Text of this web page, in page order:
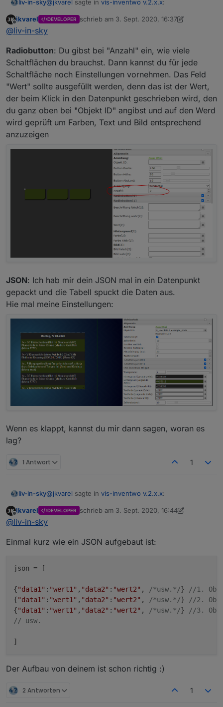
hier auf mehrere Datenpunkte und Werte
geprüft werden kann (Ähnlich der Signalbild
Funktion)
Radiobuttons hinzugefügt
Werteliste hinzugefügt (Kann Liste aus einem
Datenpunkt oder manuell eingetragenem Text
Neue CSS Einstellungen
liv-in-sky@jkvarel sagte in vis-inventwo v.2.x.x:
klasse, dass ihr so fleißig updatet
kann man im radiobutton ein json als datenpunkt
angeben, um mehrere dynamisch abzubilden ?
irgendwie verstehe ich das setting noch nicht -
eine object id und dann mehrere radiobutton
settings ?
wie muss den im json widget das json
beispiel:
Spoiler
Offline
jkvarel DEVELOPER schrieb am 3. Sept. 2020, 16:37
zuletzt editiert von jkvarel 9. März 2020, 18:38
@liv-in-sky
Radiobutton: Du gibst bei "Anzahl" ein, wie viele
Schaltflächen du brauchst. Dann kannst du für jede
Schaltfläche noch Einstellungen vornehmen. Das Feld
"Wert" sollte ausgefüllt werden, denn das ist der Wert,
der beim Klick in den Datenpunkt geschrieben wird, den
du ganz oben bei "Objekt ID" angibst und auf den Werd
wird geprüft um Farben, Text und Bild entsprechend
anzuzeigen
JSON: Ich hab mir dein JSON mal in ein Datenpunkt
gepackt und die Tabell spuckt die Daten aus.
Hie mal meine Einstellungen:
Wenn es klappt, kannst du mir dann sagen, woran es
lag?
1 Antwort 1
liv-in-sky@jkvarel sagte in vis-inventwo v.2.x.x:
klasse, dass ihr so fleißig updatet
eine object id und dann mehrere radiobutton
settings ?
wie muss den im json widget das json
Spoiler
Offline
jkvarel DEVELOPER schrieb am 3. Sept. 2020, 16:44
zuletzt editiert von jkvarel 9. März 2020, 18:44
@liv-in-sky
Einmal kurz wie ein JSON aufgebaut ist:
json = [
{"data1" : "wert1" , "data2" : "wert2" , /*usw.*/}
//1.
{"data1" : "wert1" , "data2" : "wert2" , /*usw.*/}
//2.
{"data1" : "wert1" , "data2" : "wert2" , /*usw.*/}
//3.
// usw.
Der Aufbau von deinem ist schon richtig :)
2 Antworten 1